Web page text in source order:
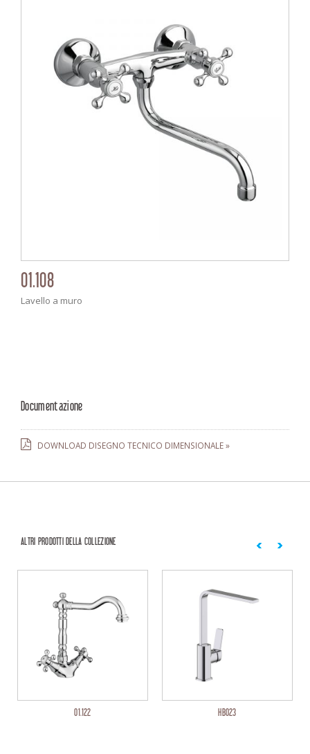
01.108
Lavello a muro
Documentazione
DOWNLOAD DISEGNO TECNICO DIMENSIONALE »
ALTRI PRODOTTI DELLA COLLEZIONE
01.122 HB023